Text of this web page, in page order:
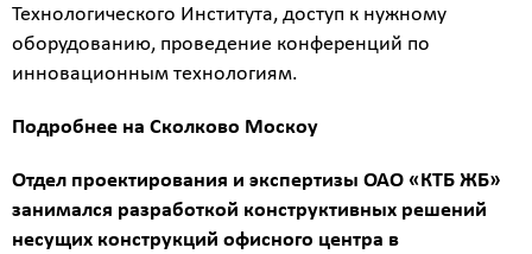
Технологического Института, доступ к нужному
оборудованию, проведение конференций по
инновационным технологиям.
Подробнее на Сколково Москоу
Отдел проектирования и экспертизы ОАО «КТБ ЖБ»
занимался разработкой конструктивных решений
несущих конструкций офисного центра в
учетом
детальный